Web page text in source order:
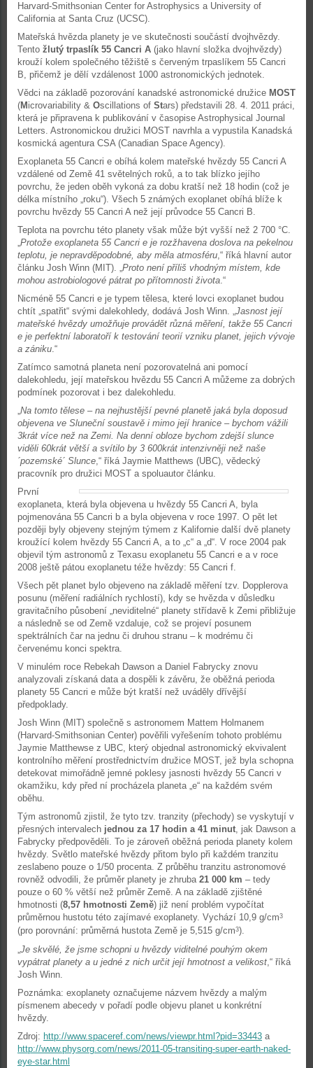
Harvard-Smithsonian Center for Astrophysics a University of
California at Santa Cruz (UCSC).
Mateřská hvězda planety je ve skutečnosti součástí dvojhvězdy.
Tento žlutý trpaslík 55 Cancri A (jako hlavní složka dvojhvězdy)
krouží kolem společného těžiště s červeným trpaslíkem 55 Cancri
B, přičemž je dělí vzdálenost 1000 astronomických jednotek.
Vědci na základě pozorování kanadské astronomické družice MOST
(M icrovariability & Oscillations of Stars) představili 28. 4. 2011 práci,
která je připravena k publikování v časopise Astrophysical Journal
Letters. Astronomickou družici MOST navrhla a vypustila Kanadská
kosmická agentura CSA (Canadian Space Agency).
Exoplaneta 55 Cancri e obíhá kolem mateřské hvězdy 55 Cancri A
vzdálené od Země 41 světelných roků, a to tak blízko jejího
povrchu, že jeden oběh vykoná za dobu kratší než 18 hodin (což je
délka místního „roku“). Všech 5 známých exoplanet obíhá blíže k
povrchu hvězdy 55 Cancri A než její průvodce 55 Cancri B.
Teplota na povrchu této planety však může být vyšší než 2 700 °C.
„Protože exoplaneta 55 Cancri e je rozžhavena doslova na pekelnou
teplotu, je nepravděpodobné, aby měla atmosféru,“ říká hlavní autor
článku Josh Winn (MIT). „Proto není příliš vhodným místem, kde
mohou astrobiologové pátrat po přítomnosti života.“
Nicméně 55 Cancri e je typem tělesa, které lovci exoplanet budou
chtít „spatřit“ svými dalekohledy, dodává Josh Winn. „Jasnost její
mateřské hvězdy umožňuje provádět různá měření, takže 55 Cancri
e je perfektní laboratoří k testování teorií vzniku planet, jejich vývoje
a zániku.“
Zatímco samotná planeta není pozorovatelná ani pomocí
dalekohledu, její mateřskou hvězdu 55 Cancri A můžeme za dobrých
podmínek pozorovat i bez dalekohledu.
„Na tomto tělese – na nejhustější pevné planetě jaká byla doposud
objevena ve Sluneční soustavě i mimo její hranice – bychom vážili
3krát více než na Zemi. Na denní obloze bychom zdejší slunce
viděli 60krát větší a svítilo by 3 600krát intenzivněji než naše
´pozemské´ Slunce,“ říká Jaymie Matthews (UBC), vědecký
pracovník pro družici MOST a spoluautor článku.
První
exoplaneta, která byla objevena u hvězdy 55 Cancri A, byla
pojmenována 55 Cancri b a byla objevena v roce 1997. O pět let
později byly objeveny stejným týmem z Kalifornie další dvě planety
kroužící kolem hvězdy 55 Cancri A, a to „c“ a „d“. V roce 2004 pak
objevil tým astronomů z Texasu exoplanetu 55 Cancri e a v roce
2008 ještě pátou exoplanetu téže hvězdy: 55 Cancri f.
Všech pět planet bylo objeveno na základě měření tzv. Dopplerova
posunu (měření radiálních rychlostí), kdy se hvězda v důsledku
gravitačního působení „neviditelné“ planety střídavě k Zemi přibližuje
a následně se od Země vzdaluje, což se projeví posunem
spektrálních čar na jednu či druhou stranu – k modrému či
červenému konci spektra.
V minulém roce Rebekah Dawson a Daniel Fabrycky znovu
analyzovali získaná data a dospěli k závěru, že oběžná perioda
planety 55 Cancri e může být kratší než uváděly dřívější
předpoklady.
Josh Winn (MIT) společně s astronomem Mattem Holmanem
(Harvard-Smithsonian Center) pověřili vyřešením tohoto problému
Jaymie Matthewse z UBC, který objednal astronomický ekvivalent
kontrolního měření prostřednictvím družice MOST, jež byla schopna
detekovat mimořádně jemné poklesy jasnosti hvězdy 55 Cancri v
okamžiku, kdy před ní procházela planeta „e“ na každém svém
oběhu.
Tým astronomů zjistil, že tyto tzv. tranzity (přechody) se vyskytují v
přesných intervalech jednou za 17 hodin a 41 minut, jak Dawson a
Fabrycky předpověděli. To je zároveň oběžná perioda planety kolem
hvězdy. Světlo mateřské hvězdy přitom bylo při každém tranzitu
zeslabeno pouze o 1/50 procenta. Z průběhu tranzitu astronomové
rovněž odvodili, že průměr planety je zhruba 21 000 km – tedy
pouze o 60 % větší než průměr Země. A na základě zjištěné
hmotnosti (8,57 hmotnosti Země) již není problém vypočítat
průměrnou hustotu této zajímavé exoplanety. Vychází 10,9 g/cm3
(pro porovnání: průměrná hustota Země je 5,515 g/cm3).
„Je skvělé, že jsme schopni u hvězdy viditelné pouhým okem
vypátrat planety a u jedné z nich určit její hmotnost a velikost,“ říká
Josh Winn.
Poznámka: exoplanety označujeme názvem hvězdy a malým
písmenem abecedy v pořadí podle objevu planet u konkrétní
hvězdy.
Zdroj: http://www.spaceref.com/news/viewpr.html?pid=33443 a
http://www.physorg.com/news/2011-05-transiting-super-earth-naked-
eye-star.html